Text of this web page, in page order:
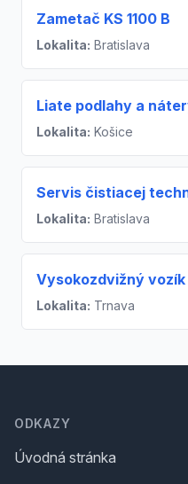
Zametač KS 1100 B
Lokalita: Bratislava
Liate podlahy a
Lokalita: Košice
Servis čistiacej
Lokalita: Bratislava
Vysokozdvižný
Lokalita: Trnava
ODKAZY
Úvodná stránka